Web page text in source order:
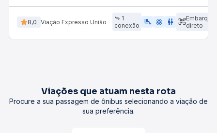
8,0 Viação Expresso União
1
conexão
airline_seat_legroom_extra ac_unit WC
Embarque
direto
Viações que atuam nesta rota
Procure a sua passagem de ônibus selecionando a viação de
sua preferência.